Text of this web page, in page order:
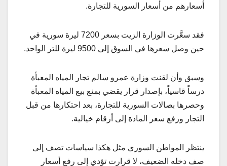
أسعارهم من أسعار السورية للتجارة.
فقد سعَّرت الوزارة الزيت بسعر 7200 ليرة سورية في
حين وصل سعرها في السوق إلى 9500 ليرة للتر الواحد.
وسبق وأن لقنت وزارة عمرو سالم تجار المياه المعبأة
درساً قاسياً، بإصدار قرار يقضي بمنع بيع المياه المعبأة
وحصرها بصالات السورية للتجارة، بعد احتكارها من قبل
التجار ورفع سعر المادة إلى أرقام خيالية.
ينتظر المواطن السوري مثل هكذا سياسات تصف إلى
صف دخله الضعيف، لا قرارت تؤدي إلى رفع أسعار